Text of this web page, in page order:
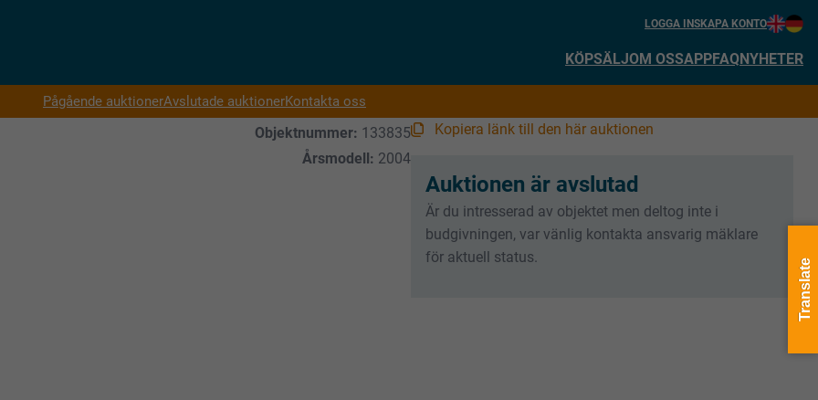
LOGGA INSKAPA KONTO
KÖPSÄLJOM OSSAPPFAQNYHETER
Pågående auktionerAvslutade auktionerKontakta oss
Objektnummer: 133835
Årsmodell: 2004
Kopiera länk till den här auktionen
Auktionen är avslutad
Är du intresserad av objektet men deltog inte i
budgivningen, var vänlig kontakta ansvarig mäklare
för aktuell status.
Translate